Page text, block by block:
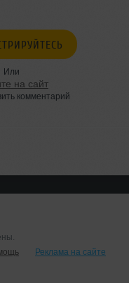
Или
на сайт
комментарий
Реклама на сайте